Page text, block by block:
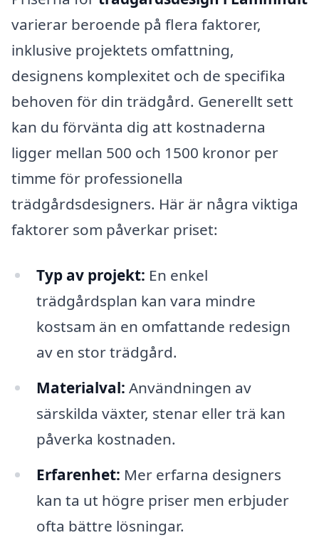
varierar beroende på flera faktorer,
inklusive projektets omfattning,
designens komplexitet och de specifika
behoven för din trädgård. Generellt sett
kan du förvänta dig att kostnaderna
ligger mellan 500 och 1500 kronor per
timme för professionella
trädgårdsdesigners. Här är några viktiga
faktorer som påverkar priset:
Typ av projekt: En enkel
trädgårdsplan kan vara mindre
kostsam än en omfattande redesign
av en stor trädgård.
Materialval: Användningen av
särskilda växter, stenar eller trä kan
påverka kostnaden.
Erfarenhet: Mer erfarna designers
kan ta ut högre priser men erbjuder
ofta bättre lösningar.